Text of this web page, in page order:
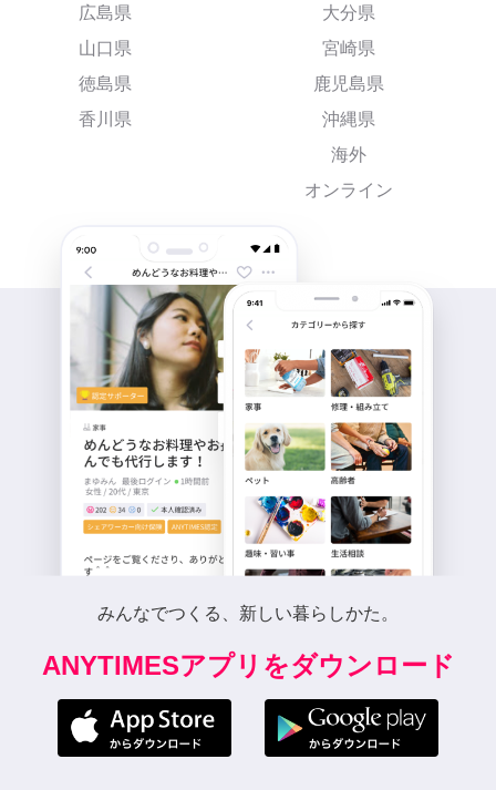
広島県
山口県
徳島県
香川県
大分県
宮崎県
鹿児島県
沖縄県
海外
オンライン
みんなでつくる、新しい暮らしかた。
ANYTIMESアプリをダウンロード